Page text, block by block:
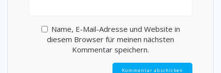
Name, E-Mail-Adresse und Website in
diesem Browser für meinen nächsten
Kommentar speichern.